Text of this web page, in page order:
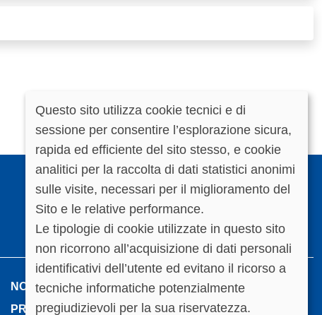
NOTE LEGALI
PRIVACY POLICY
Cookie
policy
Questo sito utilizza cookie tecnici e di
sessione per consentire l’esplorazione sicura,
rapida ed efficiente del sito stesso, e cookie
analitici per la raccolta di dati statistici anonimi
sulle visite, necessari per il miglioramento del
Sito e le relative performance.
Le tipologie di cookie utilizzate in questo sito
non ricorrono all’acquisizione di dati personali
identificativi dell’utente ed evitano il ricorso a
tecniche informatiche potenzialmente
pregiudizievoli per la sua riservatezza.